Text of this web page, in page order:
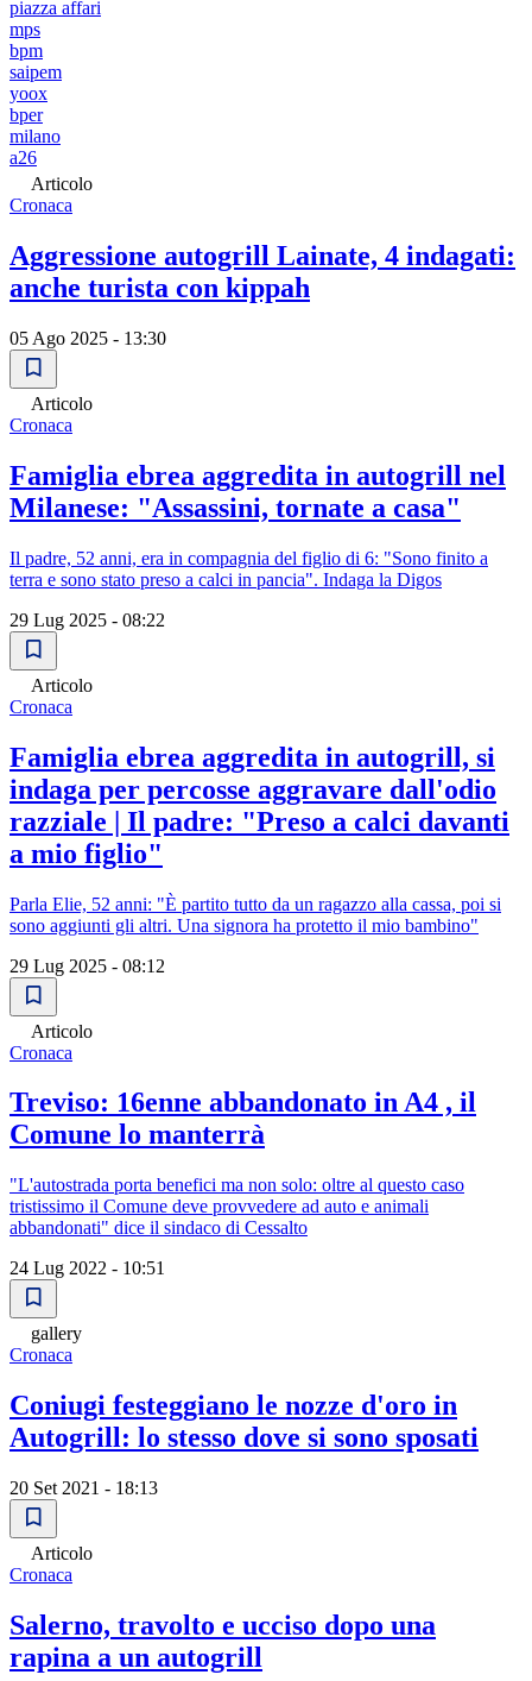
piazza affari
mps
bpm
saipem
yoox
bper
milano
a26
Articolo
Cronaca
Aggressione autogrill Lainate, 4 indagati:
anche turista con kippah
05 Ago 2025 - 13:30
Articolo
Cronaca
Famiglia ebrea aggredita in autogrill nel
Milanese: "Assassini, tornate a casa"
Il padre, 52 anni, era in compagnia del figlio di 6: "Sono finito a
terra e sono stato preso a calci in pancia". Indaga la Digos
29 Lug 2025 - 08:22
Articolo
Cronaca
Famiglia ebrea aggredita in autogrill, si
indaga per percosse aggravare dall'odio
razziale | Il padre: "Preso a calci davanti
a mio figlio"
Parla Elie, 52 anni: "È partito tutto da un ragazzo alla cassa, poi si
sono aggiunti gli altri. Una signora ha protetto il mio bambino"
29 Lug 2025 - 08:12
Articolo
Cronaca
Treviso: 16enne abbandonato in A4 , il
Comune lo manterrà
"L'autostrada porta benefici ma non solo: oltre al questo caso
tristissimo il Comune deve provvedere ad auto e animali
abbandonati" dice il sindaco di Cessalto
24 Lug 2022 - 10:51
gallery
Cronaca
Coniugi festeggiano le nozze d'oro in
Autogrill: lo stesso dove si sono sposati
20 Set 2021 - 18:13
Articolo
Cronaca
Salerno, travolto e ucciso dopo una
rapina a un autogrill